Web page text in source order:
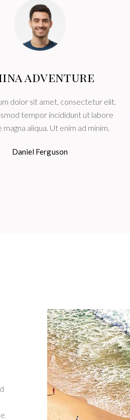
adventure
dolor sit amet, consectetur elit.
tempor incididunt ut labore
aliqua. Ut enim ad minim.
Daniel Ferguson